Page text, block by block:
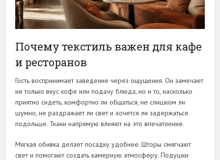
Почему текстиль важен для кафе
и ресторанов
Гость воспринимает заведение через ощущения. Он замечает
не только вкус кофе или подачу блюда, но и то, насколько
приятно сидеть, комфортно ли общаться, не слишком ли
шумно, не раздражает ли свет и хочется ли задержаться
подольше. Ткани напрямую влияют на это впечатление.
Мягкая обивка делает посадку удобнее. Шторы смягчают
свет и помогают создать камерную атмосферу. Подушки